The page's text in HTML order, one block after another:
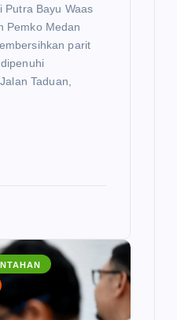
Putra Bayu Waas
Pemko Medan
parit
Taduan,